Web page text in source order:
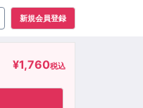
新規会員登録
¥1,760税込